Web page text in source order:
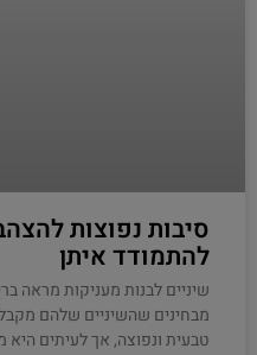
סיבות נפוצות
להתמודד איתן
שיניים לבנות מעניקות מראה
מבחינים שהשיניים שלהם
טבעית ונפוצה, אך לעיתים היא